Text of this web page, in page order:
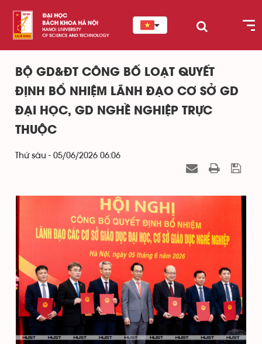
BỘ GD&ĐT CÔNG BỐ LOẠT QUYẾT
ĐỊNH BỔ NHIỆM LÃNH ĐẠO CƠ SỞ GD
ĐẠI HỌC, GD NGHỀ NGHIỆP TRỰC
THUỘC
Thứ sáu - 05/06/2026 06:06